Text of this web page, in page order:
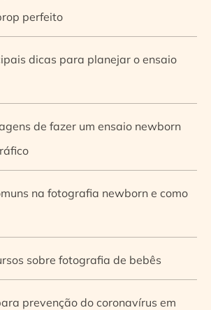
perfeito
dicas para planejar o ensaio
de fazer um ensaio newborn
na fotografia newborn e como
sobre fotografia de bebês
prevenção do coronavírus em